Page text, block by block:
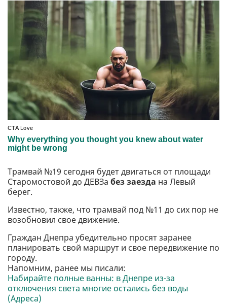
Трамвай №19 сегодня будет двигаться от площади
Старомостовой до ДЕВЗа без заезда на Левый
берег.
Известно, также, что трамвай под №11 до сих пор не
возобновил свое движение.
Граждан Днепра убедительно просят заранее
планировать свой маршрут и свое передвижение по
городу.
Напомним, ранее мы писали:
Набирайте полные ванны: в Днепре из-за
отключения света многие остались без воды
(Адреса)